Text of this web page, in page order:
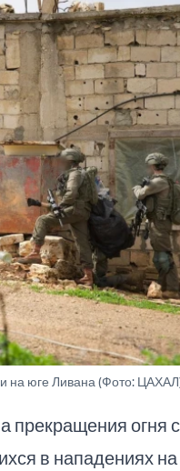
на юге Ливана (Фото:
прекращения огня
в нападениях